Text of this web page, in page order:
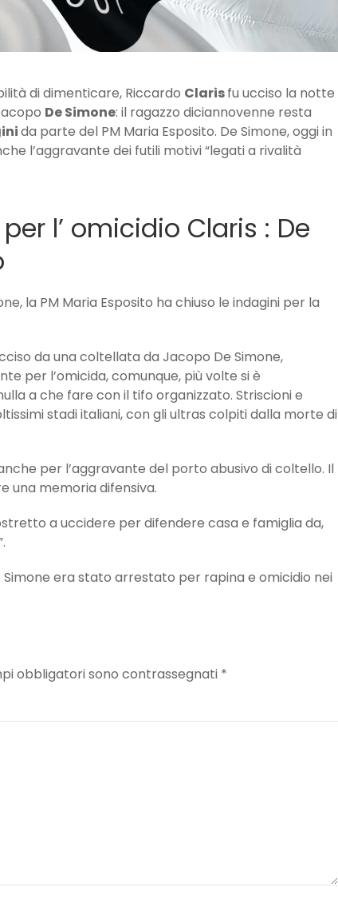
di dimenticare, Riccardo Clarisfu ucciso la notte
De Simone: il ragazzo diciannovenne resta
da parte del PM Maria Esposito. De Simone, oggi in
l’aggravante dei futili motivi “legati a rivalità
l’ omicidio Claris : De
la PM Maria Esposito ha chiuso le indagini per la
da una coltellata da Jacopo De Simone,
per l’omicida, comunque, più volte si è
a che fare con il tifo organizzato. Striscioni e
stadi italiani, con gli ultras colpiti dalla morte di
per l’aggravante del porto abusivo di coltello. Il
una memoria difensiva.
a uccidere per difendere casa e famiglia da,
era stato arrestato per rapina e omicidio nei
obbligatori sono contrassegnati *